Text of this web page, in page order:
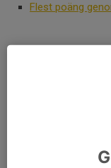
Flest poäng